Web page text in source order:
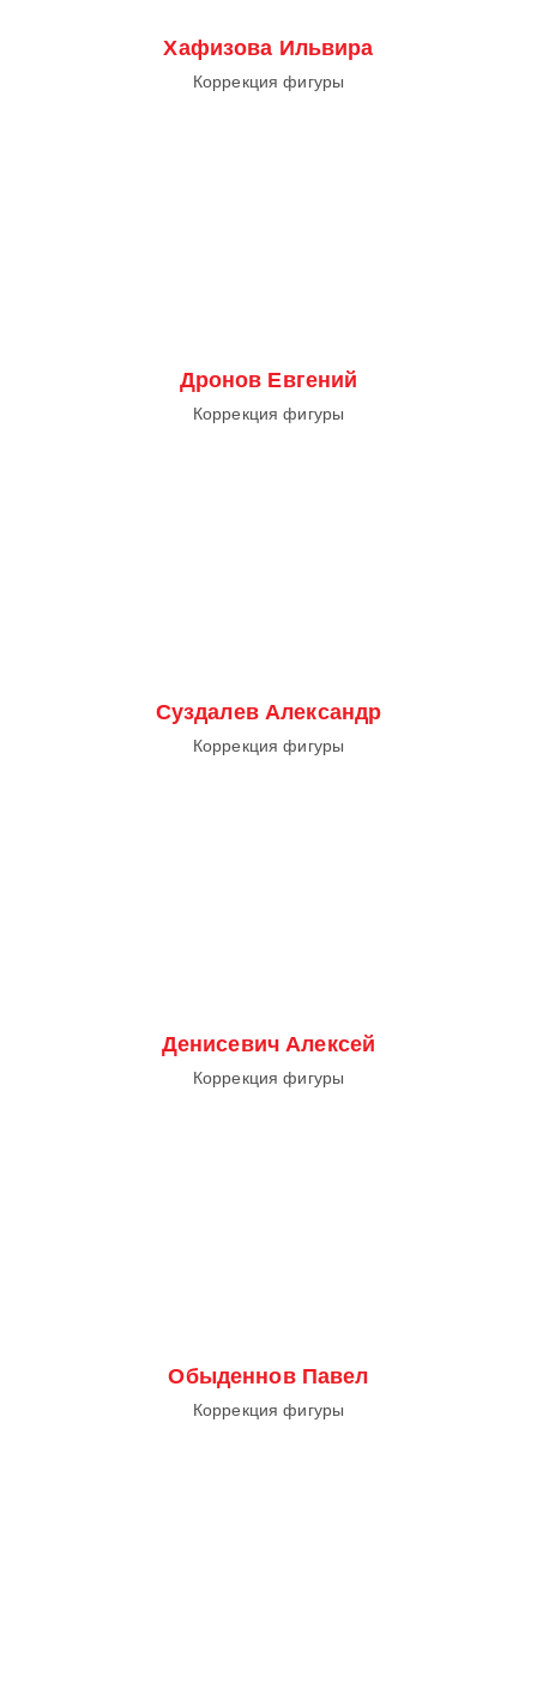
Хафизова Ильвира
Коррекция фигуры
Дронов Евгений
Коррекция фигуры
Суздалев Александр
Коррекция фигуры
Денисевич Алексей
Коррекция фигуры
Обыденнов Павел
Коррекция фигуры